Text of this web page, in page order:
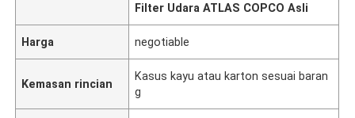
Filter Udara ATLAS COPCO Asli
Harga negotiable
Kemasan rincian
Kasus kayu atau karton sesuai baran
g